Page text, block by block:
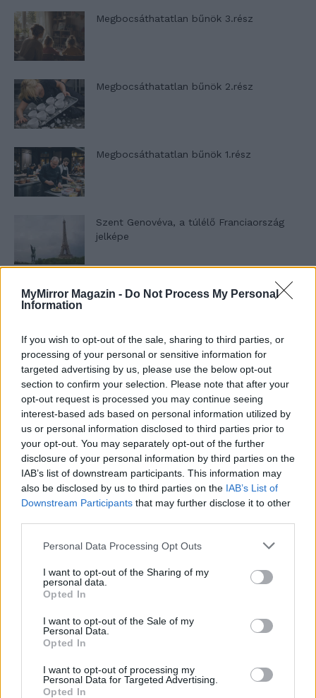
MyMirror Magazin - Do Not Process My Personal
Information
If you wish to opt-out of the sale, sharing to third parties, or
processing of your personal or sensitive information for
targeted advertising by us, please use the below opt-out
section to confirm your selection. Please note that after your
opt-out request is processed you may continue seeing
interest-based ads based on personal information utilized by
us or personal information disclosed to third parties prior to
your opt-out. You may separately opt-out of the further
disclosure of your personal information by third parties on the
IAB’s list of downstream participants. This information may
also be disclosed by us to third parties on the IAB’s List of
Downstream Participants that may further disclose it to other
Personal Data Processing Opt Outs
I want to opt-out of the Sharing of my
personal data.
Opted In
I want to opt-out of the Sale of my
Personal Data.
Opted In
I want to opt-out of processing my
Personal Data for Targeted Advertising.
Opted In
Megbocsáthatatlan bűnök 3.rész
Megbocsáthatatlan bűnök 2.rész
Megbocsáthatatlan bűnök 1.rész
Szent Genovéva, a túlélő Franciaország
jelképe
Minka 12. rész
Minka 11. rész
T. szereti a fiatal lányokat 14. rész
Pedig szóltam… – Miért nem hiszünk a
nőknek, amikor segítséget kérnek?
gyűjteménye
Elyna Robbs: Adéle és az örökölt árnyak